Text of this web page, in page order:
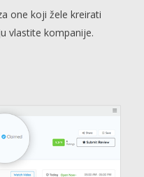
one koji žele kreirati
vlastite kompanije.